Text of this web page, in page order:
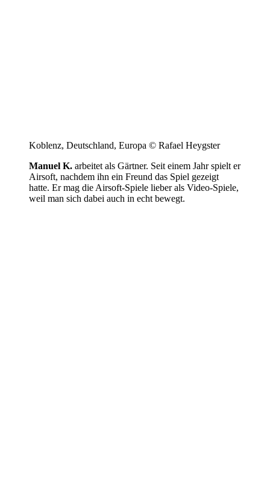
Koblenz, Deutschland, Europa © Rafael Heygster
Manuel K. arbeitet als Gärtner. Seit einem Jahr spielt er
Airsoft, nachdem ihn ein Freund das Spiel gezeigt
hatte. Er mag die Airsoft-Spiele lieber als Video-Spiele,
weil man sich dabei auch in echt bewegt.